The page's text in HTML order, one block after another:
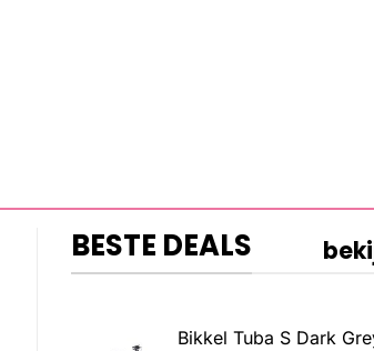
BESTE DEALS
Bikkel Tuba S Dark